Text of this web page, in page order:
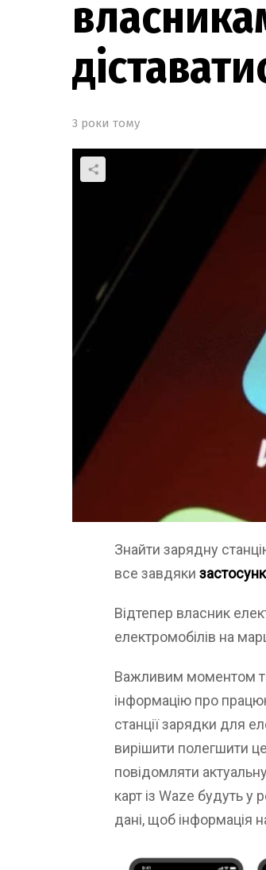
3 роки тому
Знайти зарядну
все завдяки
Відтепер власник
електромобілів на
Важливим моментом
інформацію про
станції зарядки для
вирішити полегшити
повідомляти
карт із Waze будуть у
дані, щоб інформація